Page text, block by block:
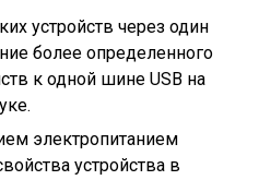
устройств через один
более определенного
к одной шине USB на
электропитанием
устройства в